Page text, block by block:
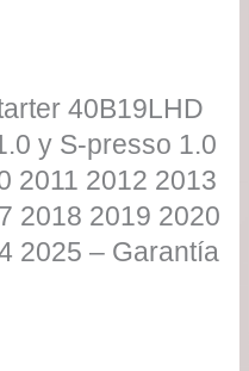
40B19LHD
y S-presso 1.0
2011 2012 2013
2018 2019 2020
2025 – Garantía